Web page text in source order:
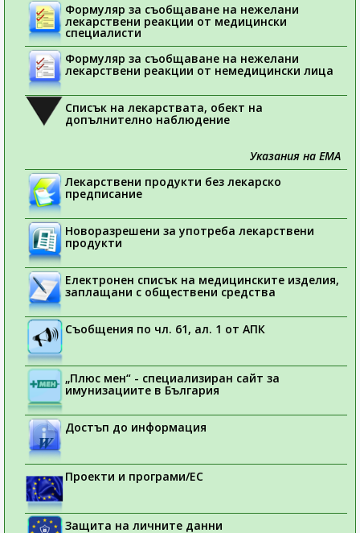
Формуляр за съобщаване на нежелани
лекарствени реакции от медицински
специалисти
Формуляр за съобщаване на нежелани
лекарствени реакции от немедицински лица
Списък на лекарствата, обект на
допълнително наблюдение
Указания на ЕМА
Лекарствени продукти без лекарско
предписание
Новоразрешени за употреба лекарствени
продукти
Електронен списък на медицинските изделия,
заплащани с обществени средства
Съобщения по чл. 61, ал. 1 от АПК
„Плюс мен“ - специализиран сайт за
имунизациите в България
Достъп до информация
Проекти и програми/ЕС
Защита на личните данни